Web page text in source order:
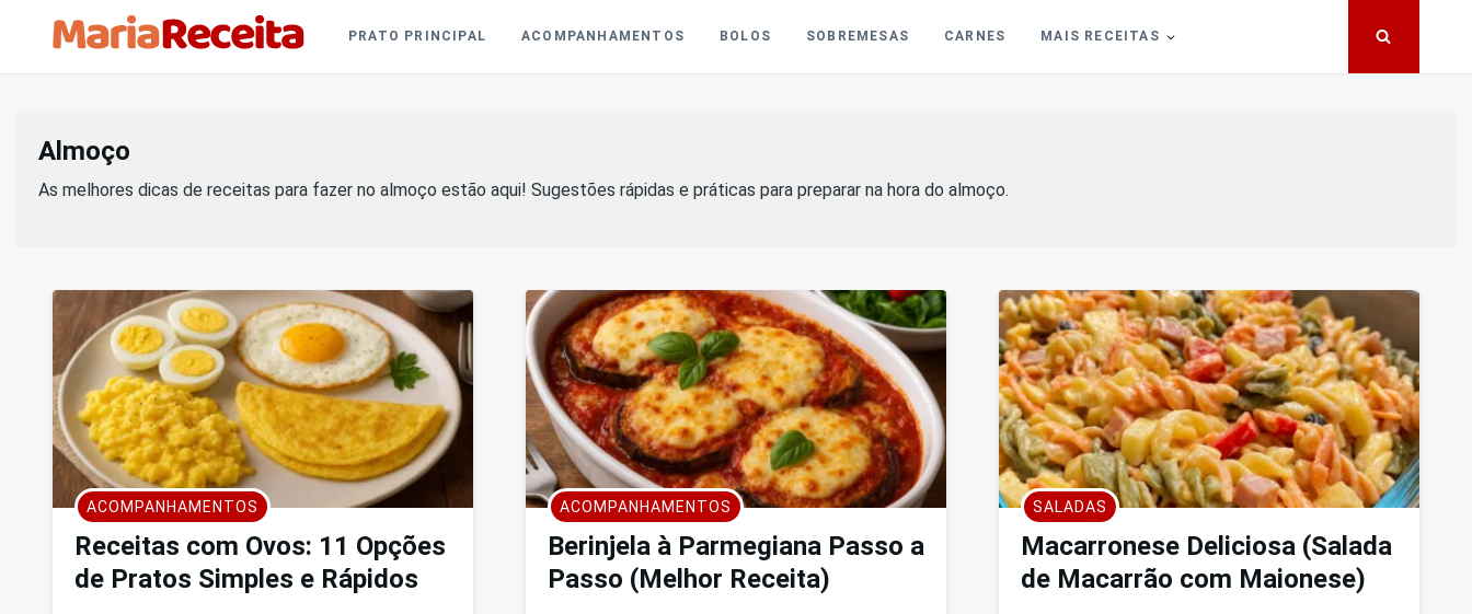
Busca
por:
PRATO PRINCIPAL ACOMPANHAMENTOS BOLOS SOBREMESAS CARNES MAIS RECEITAS
Almoço
As melhores dicas de receitas para fazer no almoço estão aqui! Sugestões rápidas e práticas para preparar na hora do almoço.
ACOMPANHAMENTOS
Receitas com Ovos: 11 Opções
de Pratos Simples e Rápidos
ACOMPANHAMENTOS
Berinjela à Parmegiana Passo a
Passo (Melhor Receita)
SALADAS
Macarronese Deliciosa (Salada
de Macarrão com Maionese)